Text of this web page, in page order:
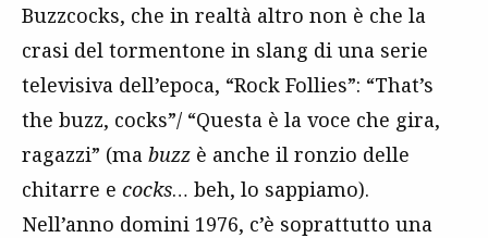
Buzzcocks, che in realtà altro non è che la
crasi del tormentone in slang di una serie
televisiva dell’epoca, “Rock Follies”: “That’s
the buzz, cocks”/ “Questa è la voce che gira,
ragazzi” (ma buzz è anche il ronzio delle
chitarre e cocks… beh, lo sappiamo).
Nell’anno domini 1976, c’è soprattutto una